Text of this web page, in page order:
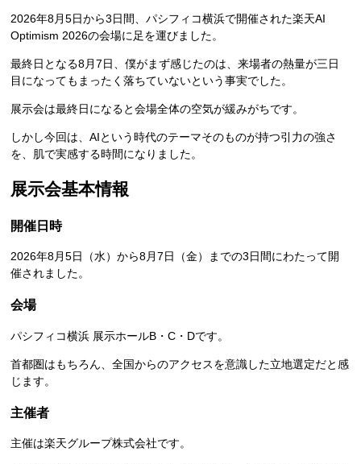
2026年8月5日から3日間、パシフィコ横浜で開催された楽天AI
Optimism 2026の会場に足を運びました。
最終日となる8月7日、僕がまず感じたのは、来場者の熱量が三日
目になってもまったく落ちていないという事実でした。
展示会は最終日になると会場全体の空気が緩みがちです。
しかし今回は、AIという時代のテーマそのものが持つ引力の強さ
を、肌で実感する時間になりました。
展示会基本情報
開催日時
2026年8月5日（水）から8月7日（金）までの3日間にわたって開
催されました。
会場
パシフィコ横浜 展示ホールB・C・Dです。
首都圏はもちろん、全国からのアクセスを意識した立地選定だと感
じます。
主催者
主催は楽天グループ株式会社です。